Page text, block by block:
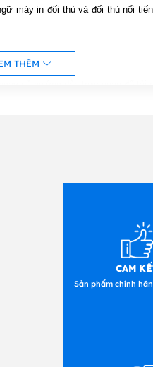
máy in đối thủ và đối thủ nổi
nhựa (ZT220)
và bàn phím chức năng đầy đủ
THÊM
CAM
Sản phẩm chính